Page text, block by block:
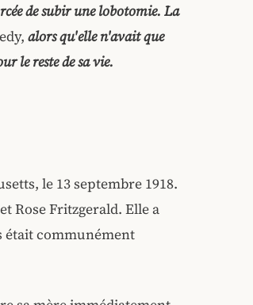
de subir une lobotomie. La
alors qu'elle n'avait que
le reste de sa vie.
le 13 septembre 1918.
Rose Fritzgerald. Elle a
était communément